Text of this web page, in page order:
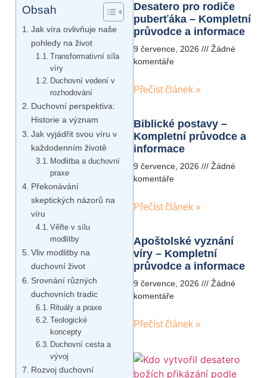
Obsah
Jak víra ovlivňuje naše
pohledy na život
Transformativní síla
víry
Duchovní vedení v
rozhodování
Duchovní perspektiva:
Historie a význam
Jak vyjádřit svou víru v
každodenním životě
Modlitba a duchovní
praxe
Překonávání
skeptických názorů na
víru
Věřte v sílu
modlitby
Vliv modlitby na
duchovní život
Srovnání různých
duchovních tradic
Rituály a praxe
Teologické
koncepty
Duchovní cesta a
vývoj
Rozvoj duchovní
Desatero pro rodiče
puberťáka – Kompletní
průvodce a informace
9 července, 2026
Žádné
komentáře
Přečíst článek »
Biblické postavy –
Kompletní průvodce a
informace
9 července, 2026
Žádné
komentáře
Přečíst článek »
Apoštolské vyznání
víry – Kompletní
průvodce a informace
9 července, 2026
Žádné
komentáře
Přečíst článek »